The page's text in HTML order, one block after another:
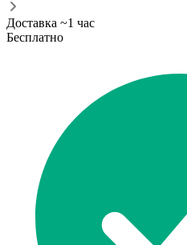
Доставка ~1 час
Бесплатно